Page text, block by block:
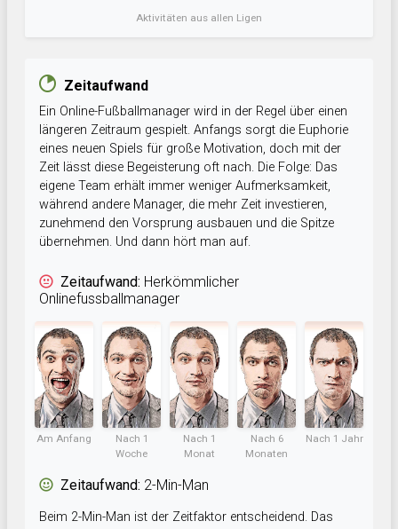
Aktivitäten aus allen Ligen
Zeitaufwand
Ein Online-Fußballmanager wird in der Regel über einen
längeren Zeitraum gespielt. Anfangs sorgt die Euphorie
eines neuen Spiels für große Motivation, doch mit der
Zeit lässt diese Begeisterung oft nach. Die Folge: Das
eigene Team erhält immer weniger Aufmerksamkeit,
während andere Manager, die mehr Zeit investieren,
zunehmend den Vorsprung ausbauen und die Spitze
übernehmen. Und dann hört man auf.
Zeitaufwand: Herkömmlicher
Onlinefussballmanager
Am Anfang
Nach 1
Woche
Nach 1
Monat
Nach 6
Monaten
Nach 1 Jahr
Zeitaufwand: 2-Min-Man
Beim 2-Min-Man ist der Zeitfaktor entscheidend. Das